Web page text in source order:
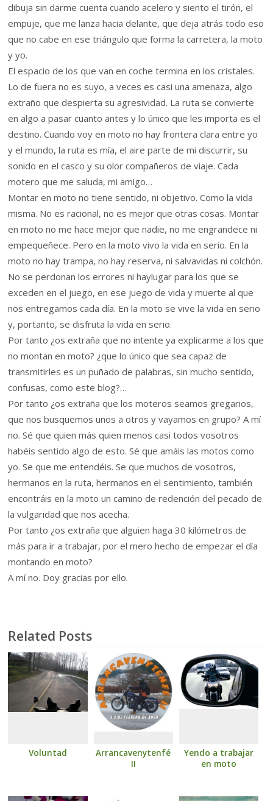
dibuja sin darme cuenta cuando acelero y siento el tirón, el
empuje, que me lanza hacia delante, que deja atrás todo eso
que no cabe en ese triángulo que forma la carretera, la moto
y yo.
El espacio de los que van en coche termina en los cristales.
Lo de fuera no es suyo, a veces es casi una amenaza, algo
extraño que despierta su agresividad. La ruta se convierte
en algo a pasar cuanto antes y lo único que les importa es el
destino. Cuando voy en moto no hay frontera clara entre yo
y el mundo, la ruta es mía, el aire parte de mi discurrir, su
sonido en el casco y su olor compañeros de viaje. Cada
motero que me saluda, mi amigo…
Montar en moto no tiene sentido, ni objetivo. Como la vida
misma. No es racional, no es mejor que otras cosas. Montar
en moto no me hace mejor que nadie, no me engrandece ni
empequeñece. Pero en la moto vivo la vida en serio. En la
moto no hay trampa, no hay reserva, ni salvavidas ni colchón.
No se perdonan los errores ni haylugar para los que se
exceden en el juego, en ese juego de vida y muerte al que
nos entregamos cada día. En la moto se vive la vida en serio
y, portanto, se disfruta la vida en serio.
Por tanto ¿os extraña que no intente ya explicarme a los que
no montan en moto? ¿que lo único que sea capaz de
transmitirles es un puñado de palabras, sin mucho sentido,
confusas, como este blog?…
Por tanto ¿os extraña que los moteros seamos gregarios,
que nos busquemos unos a otros y vayamos en grupo? A mí
no. Sé que quien más quien menos casi todos vosotros
habéis sentido algo de esto. Sé que amáis las motos como
yo. Se que me entendéis. Se que muchos de vosotros,
hermanos en la ruta, hermanos en el sentimiento, también
encontráis en la moto un camino de redención del pecado de
la vulgaridad que nos acecha.
Por tanto ¿os extraña que alguien haga 30 kilómetros de
más para ir a trabajar, por el mero hecho de empezar el día
montando en moto?
A mí no. Doy gracias por ello.
Related Posts
Voluntad
Arrancavenytenfé
II
Yendo a trabajar
en moto